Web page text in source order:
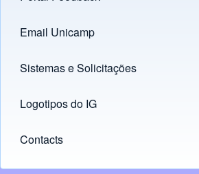
Links
Email Unicamp
(opens in new tab)
Sistemas e Solicitações
(opens in new tab)
Logotipos do IG
(opens in new tab)
Contacts